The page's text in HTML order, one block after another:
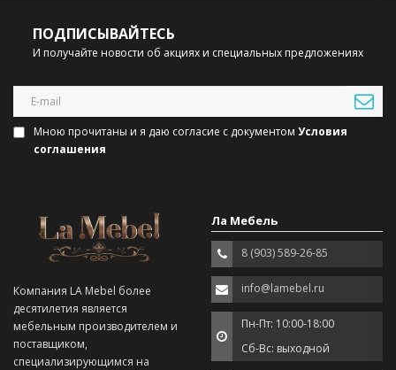
ПОДПИСЫВАЙТЕСЬ
И получайте новости об акциях и специальных предложениях
Мною прочитаны и я даю согласие с документом Условия
соглашения
Компания LA Mebel более
десятилетия является
мебельным производителем и
поставщиком,
специализирующимся на
Ла Мебель
8 (903) 589-26-85
info@lamebel.ru
Пн-Пт: 10:00-18:00
Сб-Вс: выходной